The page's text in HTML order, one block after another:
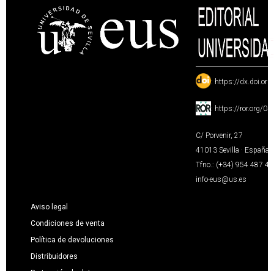
: https://
: https://ror.org/
C/ Porvenir, 27
41013 Sevilla · España
Tfno.: (+34) 954 487
info-eus@us.es
Aviso legal
Condiciones de venta
Política de devoluciones
Distribuidores